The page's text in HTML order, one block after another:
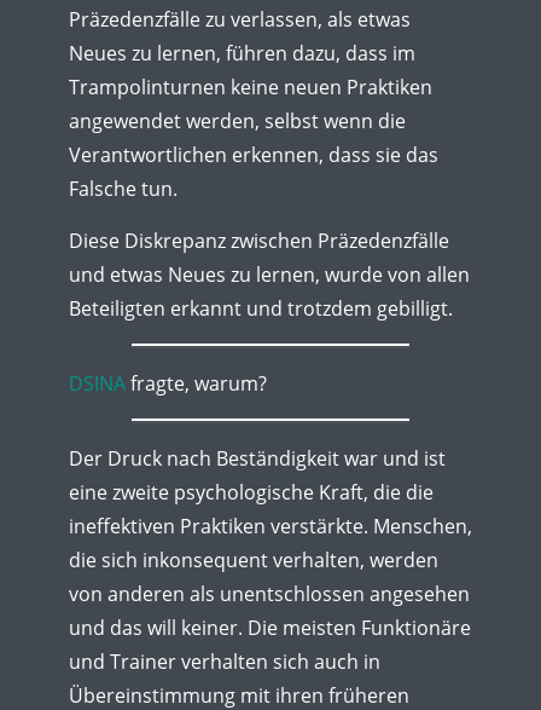
Präzedenzfälle zu verlassen, als etwas
Neues zu lernen, führen dazu, dass im
Trampolinturnen keine neuen Praktiken
angewendet werden, selbst wenn die
Verantwortlichen erkennen, dass sie das
Falsche tun.
Diese Diskrepanz zwischen Präzedenzfälle
und etwas Neues zu lernen, wurde von allen
Beteiligten erkannt und trotzdem gebilligt.
DSINAfragte, warum?
Der Druck nach Beständigkeit war und ist
eine zweite psychologische Kraft, die die
ineffektiven Praktiken verstärkte. Menschen,
die sich inkonsequent verhalten, werden
von anderen als unentschlossen angesehen
und das will keiner. Die meisten Funktionäre
und Trainer verhalten sich auch in
Übereinstimmung mit ihren früheren